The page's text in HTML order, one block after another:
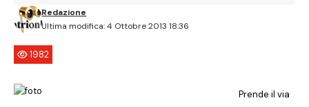
Ultima modifica: 4 Ottobre 2013 18:36
Redazione
1982
Prende il via